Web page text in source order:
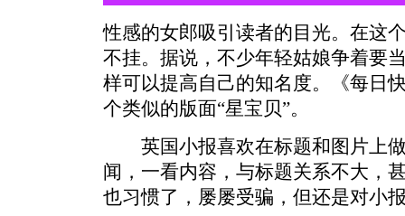
性感的女郎吸引读者的目光。在这
不挂。据说，不少年轻姑娘争着要
样可以提高自己的知名度。《每日
个类似的版面“星宝贝”。
英国小报喜欢在标题和图片上做
闻，一看内容，与标题关系不大，
也习惯了，屡屡受骗，但还是对小